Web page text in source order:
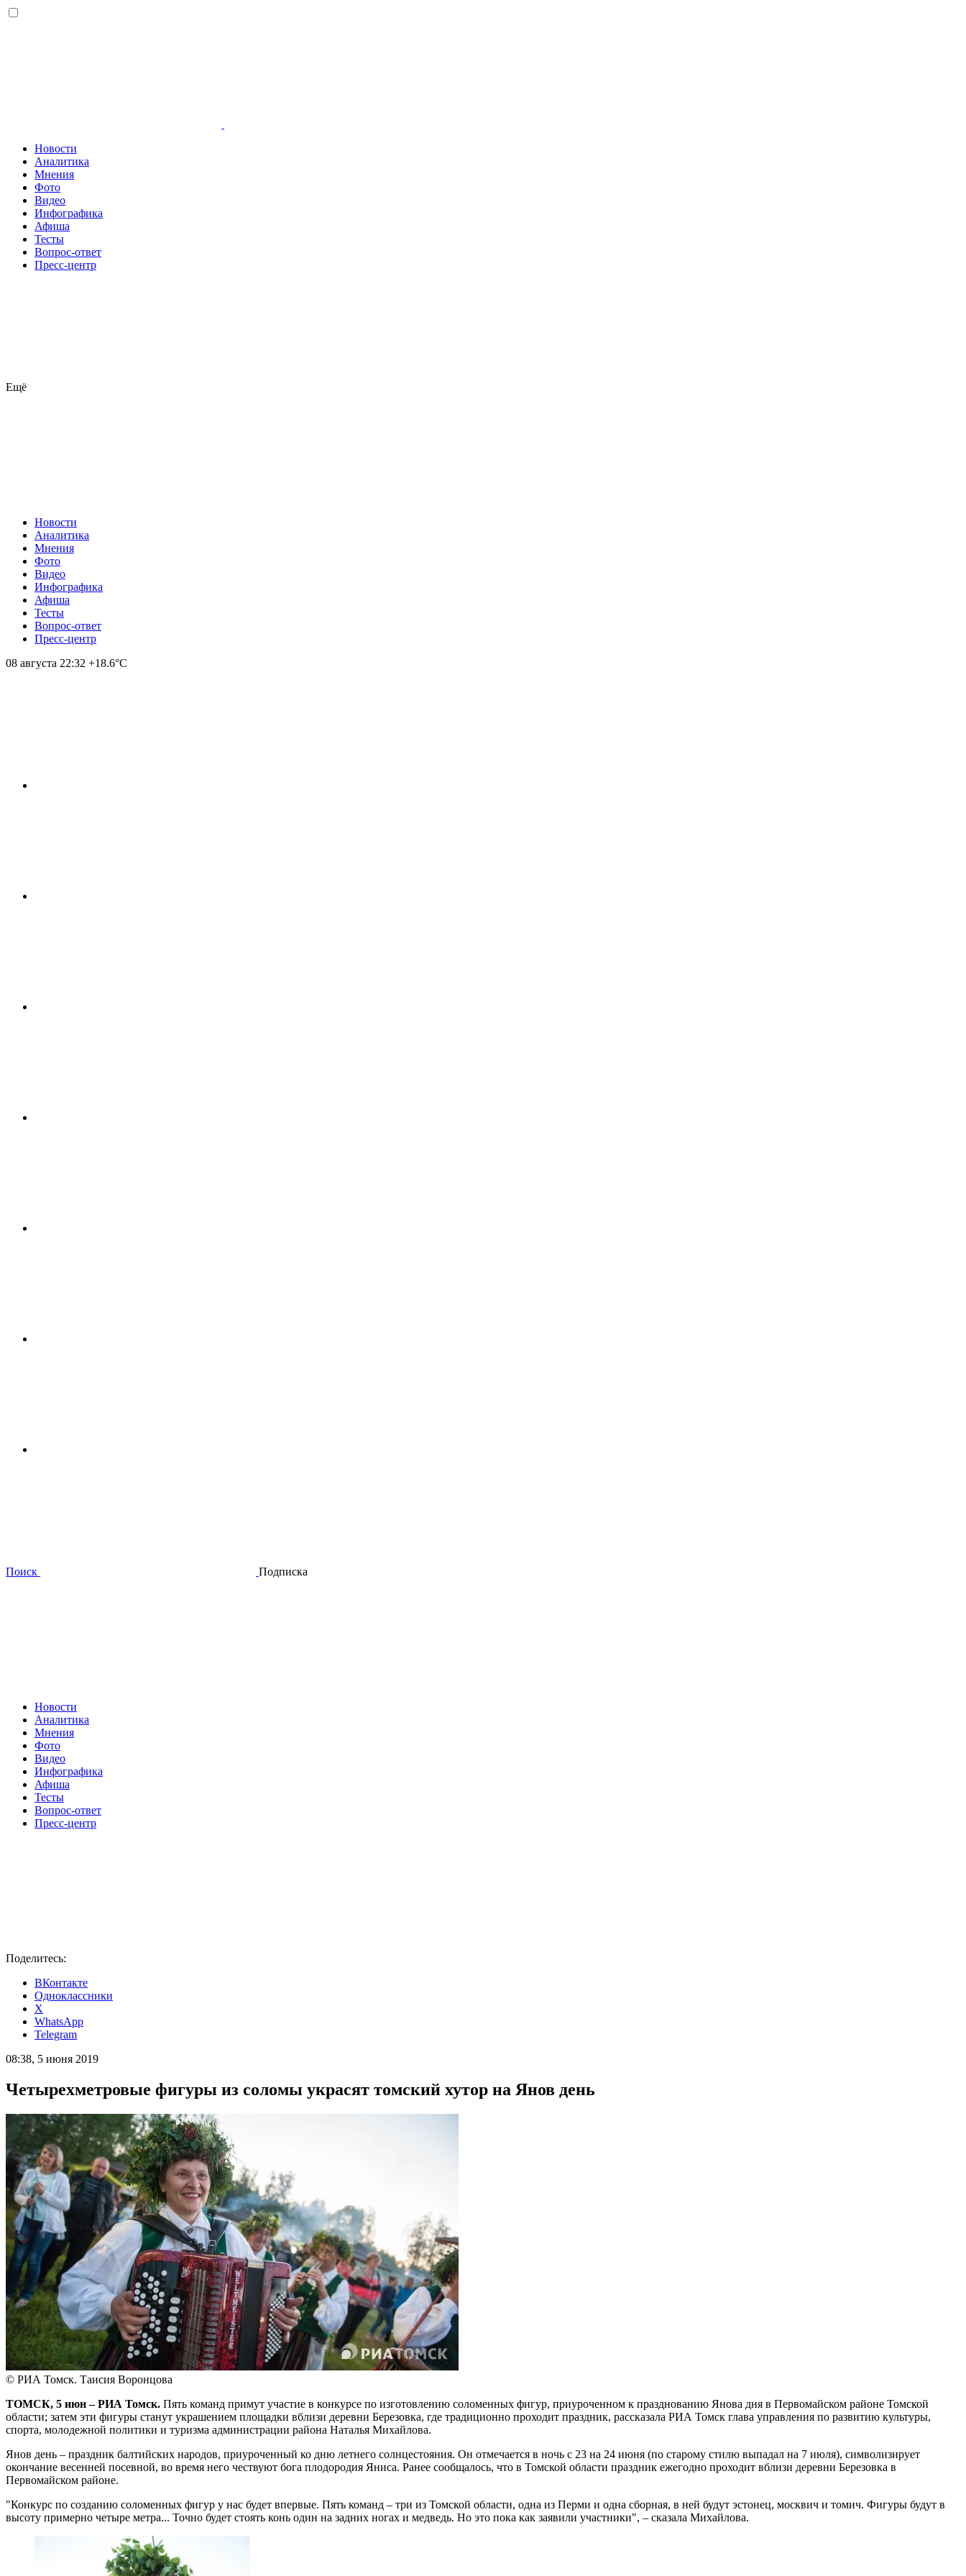
Новости
Аналитика
Мнения
Фото
Видео
Инфографика
Афиша
Тесты
Вопрос-ответ
Пресс-центр
Ещё
Новости
Аналитика
Мнения
Фото
Видео
Инфографика
Афиша
Тесты
Вопрос-ответ
Пресс-центр
08 августа 22:32 +18.6°С
Поиск Подписка
Новости
Аналитика
Мнения
Фото
Видео
Инфографика
Афиша
Тесты
Вопрос-ответ
Пресс-центр
Поделитесь:
ВКонтакте
Одноклассники
X
WhatsApp
Telegram
08:38, 5 июня 2019
Четырехметровые фигуры из соломы украсят томский хутор на Янов день
© РИА Томск. Таисия Воронцова
ТОМСК, 5 июн – РИА Томск. Пять команд примут участие в конкурсе по изготовлению соломенных фигур, приуроченном к празднованию Янова дня в Первомайском районе Томской
области; затем эти фигуры станут украшением площадки вблизи деревни Березовка, где традиционно проходит праздник, рассказала РИА Томск глава управления по развитию культуры,
спорта, молодежной политики и туризма администрации района Наталья Михайлова.
Янов день – праздник балтийских народов, приуроченный ко дню летнего солнцестояния. Он отмечается в ночь с 23 на 24 июня (по старому стилю выпадал на 7 июля), символизирует
окончание весенней посевной, во время него чествуют бога плодородия Яниса. Ранее сообщалось, что в Томской области праздник ежегодно проходит вблизи деревни Березовка в
Первомайском районе.
"Конкурс по созданию соломенных фигур у нас будет впервые. Пять команд – три из Томской области, одна из Перми и одна сборная, в ней будут эстонец, москвич и томич. Фигуры будут в
высоту примерно четыре метра... Точно будет стоять конь один на задних ногах и медведь. Но это пока как заявили участники", – сказала Михайлова.